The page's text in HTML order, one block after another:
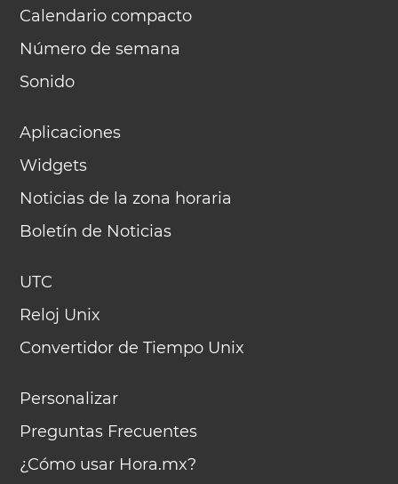
Calendario compacto
Número de semana
Sonido
Aplicaciones
Widgets
Noticias de la zona horaria
Boletín de Noticias
UTC
Reloj Unix
Convertidor de Tiempo Unix
Personalizar
Preguntas Frecuentes
¿Cómo usar Hora.mx?